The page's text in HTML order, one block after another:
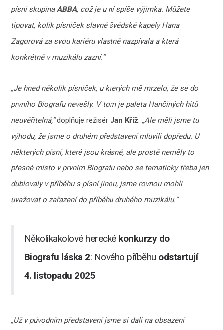
písni skupinaABBA, což je u ní spíše výjimka. Můžete
tipovat, kolik písniček slavné švédské kapely Hana
Zagorová za svou kariéru vlastně nazpívala a která
konkrétně v muzikálu zazní.“
„Je hned několik písniček, u kterých mě mrzelo, že se do
prvního Biografu nevešly. V tom je paleta Hančiných hitů
neuvěřitelná,“doplňuje režisér Jan Kříž. „Ale měli jsme tu
výhodu, že jsme o druhém představení mluvili dopředu. U
některých písní, které jsou krásné, ale prostě neměly to
přesné místo v prvním Biografu nebo se tematicky třeba jen
dublovaly v příběhu s písní jinou, jsme rovnou mohli
uvažovat o zařazení do příběhu druhého muzikálu.“
Několikakolové herecké konkurzy do
Biografu láska 2: Nového příběhu odstartují
4. listopadu 2025
„Už v původním představení jsme si dali na obsazení